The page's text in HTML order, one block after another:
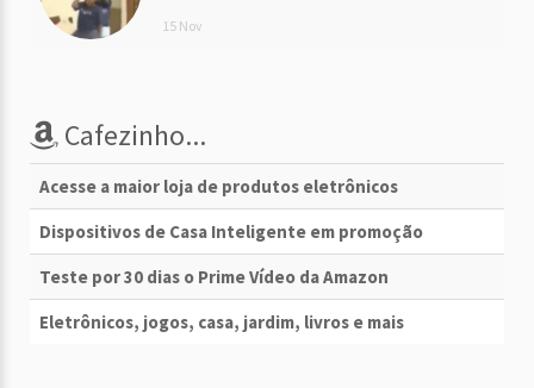
15 Nov
Cafezinho...
Acesse a maior loja de produtos eletrônicos
Dispositivos de Casa Inteligente em promoção
Teste por 30 dias o Prime Vídeo da Amazon
Eletrônicos, jogos, casa, jardim, livros e mais